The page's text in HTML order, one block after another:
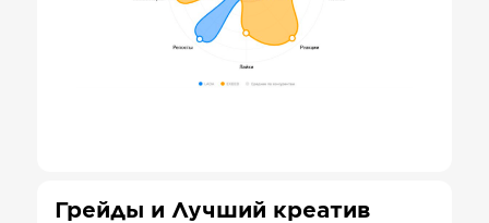
Грейды и Лучший креатив